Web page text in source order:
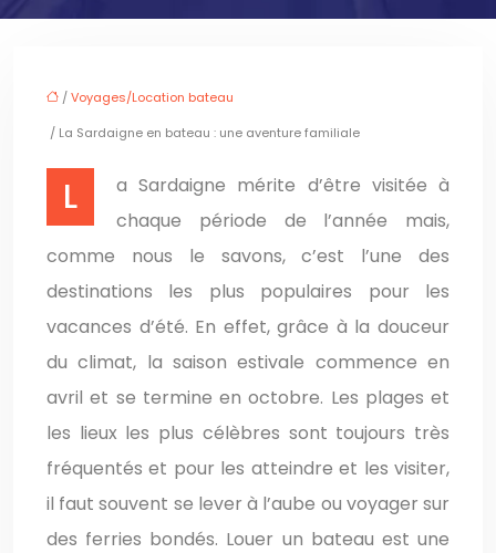
/Voyages/Location bateau
/ La Sardaigne en bateau : une aventure familiale
La Sardaigne mérite d’être visitée à
chaque période de l’année mais,
comme nous le savons, c’est l’une des
destinations les plus populaires pour les
vacances d’été. En effet, grâce à la douceur
du climat, la saison estivale commence en
avril et se termine en octobre. Les plages et
les lieux les plus célèbres sont toujours très
fréquentés et pour les atteindre et les visiter,
il faut souvent se lever à l’aube ou voyager sur
des ferries bondés. Louer un bateau est une